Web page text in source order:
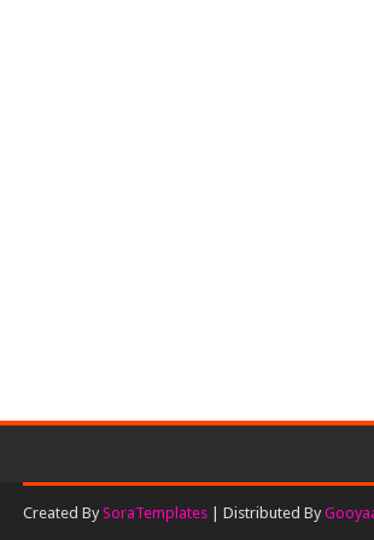
Created By SoraTemplates | Distributed By